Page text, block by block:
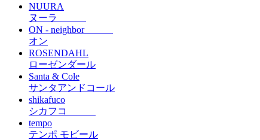
NUURA
ヌーラ
ON - neighbor
オン
ROSENDAHL
ローゼンダール
Santa & Cole
サンタアンドコール
shikafuco
シカフコ
tempo
テンポ モビール